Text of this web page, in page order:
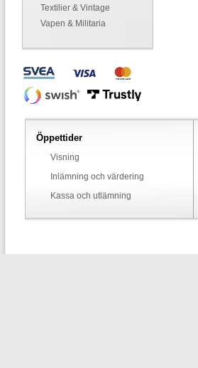
Textilier & Vintage
Vapen & Militaria
Öppettider
Visning
Inlämning och värdering
Kassa och utlämning